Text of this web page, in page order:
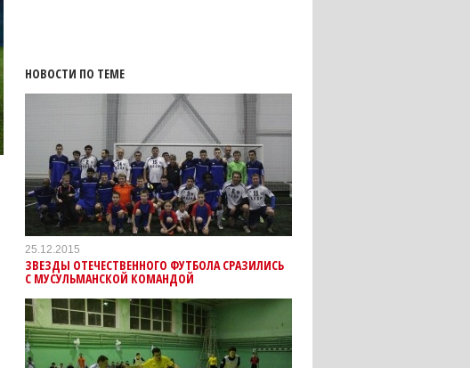
НОВОСТИ ПО ТЕМЕ
25.12.2015
ЗВЕЗДЫ ОТЕЧЕСТВЕННОГО ФУТБОЛА СРАЗИЛИСЬ
С МУСУЛЬМАНСКОЙ КОМАНДОЙ